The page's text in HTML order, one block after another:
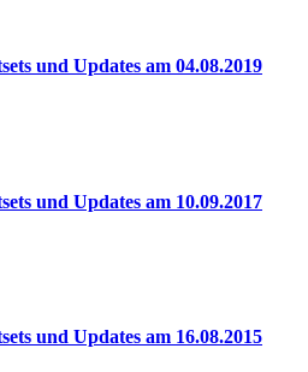
und Updates am 04.08.2019
und Updates am 10.09.2017
und Updates am 16.08.2015